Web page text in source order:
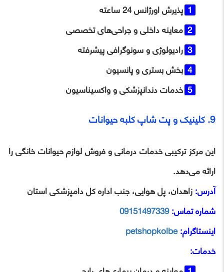
پذیرش اورژانس 24 ساعته
معاینه داخلی و جراحی‌های تخصصی
رادیولوژی و سونوگرافی پیشرفته
بخش بستری و پانسیون
خدمات دندانپزشکی و واکسیناسیون
9. کلینیک و پت‌ شاپ کلبه حیوانات
این مرکز ترکیبی خدمات درمانی و فروش لوازم حیوانات خانگی را
ارائه می‌دهد.
آدرس:زاهدان، پل هوایی، جنب اداره کل دامپزشکی استان
شماره تماس:09151497339
اینستاگرام:petshopkolbe
خدمات: